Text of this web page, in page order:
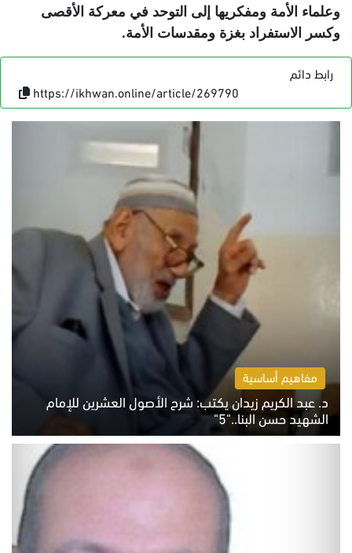
وعلماء الأمة ومفكريها إلى التوحد في معركة الأقصى
وكسر الاستفراد بغزة ومقدسات الأمة.
رابط دائم
https://ikhwan.online/article/269790
مفاهيم أساسية
د. عبد الكريم زيدان يكتب: شرح الأصول العشرين للإمام
الشهيد حسن البنا.."5"
السبت 8 أغسطس 2026 10:46 ص